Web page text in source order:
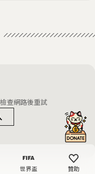
世界盃 贊助
Wider War
Clash Over
查網路後重試